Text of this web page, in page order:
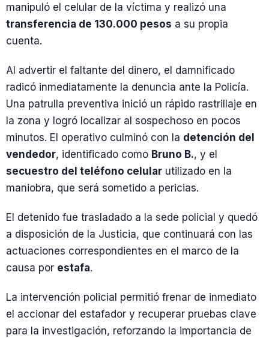
manipuló el celular de la víctima y realizó una
transferencia de 130.000 pesos a su propia
cuenta.
Al advertir el faltante del dinero, el damnificado
radicó inmediatamente la denuncia ante la Policía.
Una patrulla preventiva inició un rápido rastrillaje en
la zona y logró localizar al sospechoso en pocos
minutos. El operativo culminó con la detención del
vendedor, identificado como Bruno B., y el
secuestro del teléfono celular utilizado en la
maniobra, que será sometido a pericias.
El detenido fue trasladado a la sede policial y quedó
a disposición de la Justicia, que continuará con las
actuaciones correspondientes en el marco de la
causa por estafa.
La intervención policial permitió frenar de inmediato
el accionar del estafador y recuperar pruebas clave
para la investigación, reforzando la importancia de